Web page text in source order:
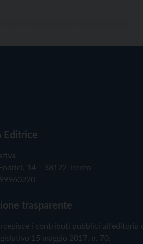
Editrice
14 – 38122 Trento
trasparente
i contributi pubblici all'editoria
15 maggio 2017, n. 70.